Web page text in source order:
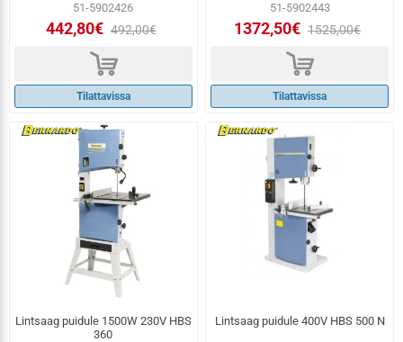
51-5902426
442,80€ 492,00€
d
Tilattavissa
51-5902443
1372,50€ 1525,00€
d
Tilattavissa
Lintsaag puidule 1500W 230V HBS
360
Lintsaag puidule 400V HBS 500 N